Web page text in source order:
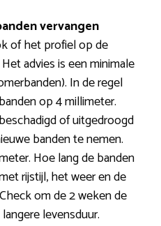
vervangen
of het profiel op de
advies is een minimale
In de regel
op 4 millimeter.
of uitgedroogd
banden te nemen.
Hoe lang de banden
rijstijl, het weer en de
om de 2 weken de
levensduur.